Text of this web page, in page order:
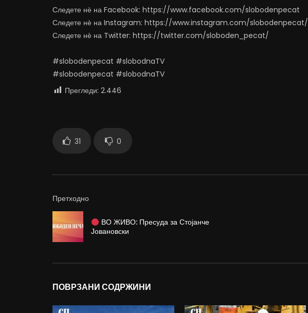
Следете нѐ на Facebook: https://www.facebook.com/slobodenpecat
Следете нѐ на Instagram: https://www.instagram.com/slobodenpecat/
Следете нѐ на Twitter: https://twitter.com/sloboden_pecat/
#slobodenpecat #slobodnaTV
#slobodenpecat #slobodnaTV
Прегледи: 2.446
31 0
Претходно
ВО ЖИВО: Пресуда за Стојанче
Јовановски
ПОВРЗАНИ СОДРЖИНИ